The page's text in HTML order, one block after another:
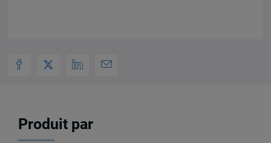
Produit par